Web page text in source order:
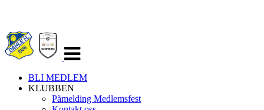
navigasjon
BLI MEDLEM
KLUBBEN
Påmelding Medlemsfest